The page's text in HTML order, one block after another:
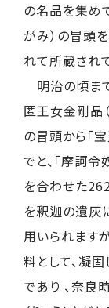
の名品を集め
がみ）の冒頭
れて所蔵され
明治の頃ま
匿王女金剛品
の冒頭から「
でと、「摩訶
を合わせた
を釈迦の遺灰
用いられます
料として、凝
であり 、奈良